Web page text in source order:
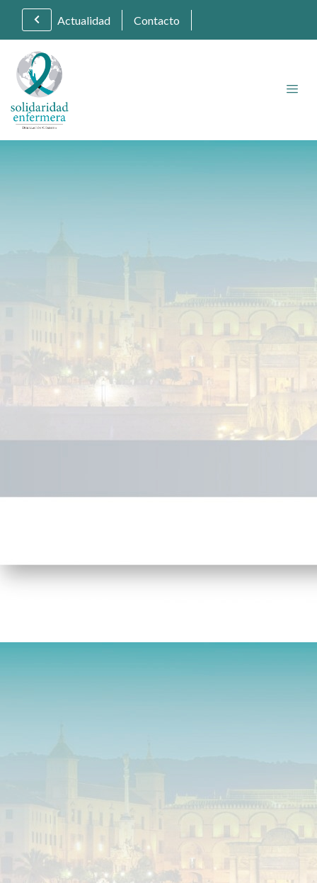
Actualidad Contacto
Delegación
de